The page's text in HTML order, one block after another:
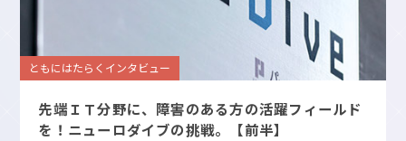
ともにはたらくインタビュー
先端ＩＴ分野に、障害のある方の活躍フィールド
を！ニューロダイブの挑戦。【前半】